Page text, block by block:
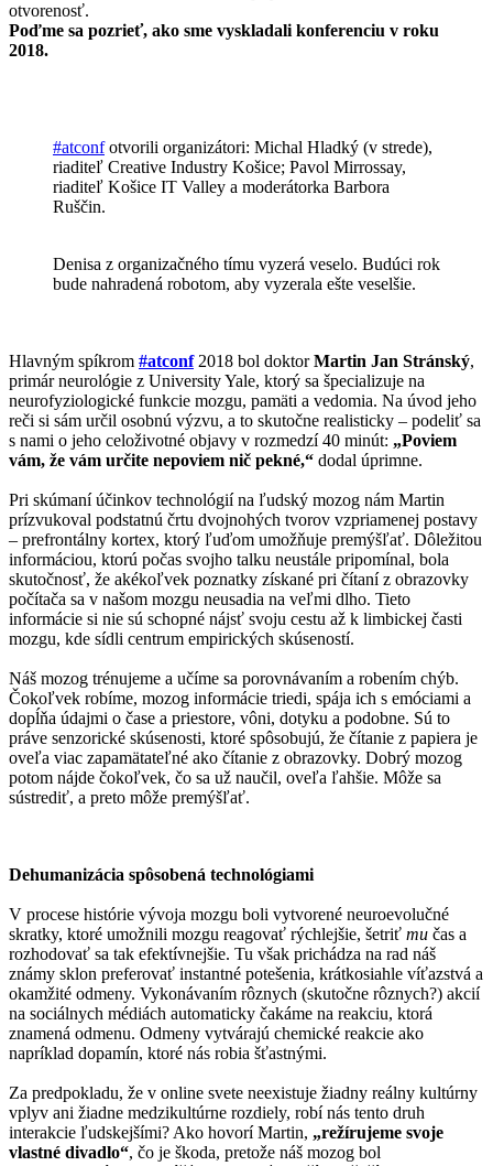
otvorenosť.
Poďme sa pozrieť, ako sme vyskladali konferenciu v roku
2018.
#atconfotvorili organizátori: Michal Hladký (v strede),
riaditeľ Creative Industry Košice; Pavol Mirrossay,
riaditeľ Košice IT Valley a moderátorka Barbora
Ruščin.
Denisa z organizačného tímu vyzerá veselo. Budúci rok
bude nahradená robotom, aby vyzerala ešte veselšie.
Hlavným spíkrom #atconf 2018 bol doktorMartin Jan Stránský,
primár neurológie z University Yale, ktorý sa špecializuje na
neurofyziologické funkcie mozgu, pamäti a vedomia. Na úvod jeho
reči si sám určil osobnú výzvu, a to skutočne realisticky – podeliť sa
s nami o jeho celoživotné objavy v rozmedzí 40 minút: „Poviem
vám, že vám určite nepoviem nič pekné,“ dodal úprimne.
Pri skúmaní účinkov technológií na ľudský mozog nám Martin
prízvukoval podstatnú črtu dvojnohých tvorov vzpriamenej postavy
– prefrontálny kortex, ktorý ľuďom umožňuje premýšľať. Dôležitou
informáciou, ktorú počas svojho talku neustále pripomínal, bola
skutočnosť, že akékoľvek poznatky získané pri čítaní z obrazovky
počítača sa v našom mozgu neusadia na veľmi dlho. Tieto
informácie si nie sú schopné nájsť svoju cestu až k limbickej časti
mozgu, kde sídli centrum empirických skúseností.
Náš mozog trénujeme a učíme sa porovnávaním a robením chýb.
Čokoľvek robíme, mozog informácie triedi, spája ich s emóciami a
dopĺňa údajmi o čase a priestore, vôni, dotyku a podobne. Sú to
práve senzorické skúsenosti, ktoré spôsobujú, že čítanie z papiera je
oveľa viac zapamätateľné ako čítanie z obrazovky. Dobrý mozog
potom nájde čokoľvek, čo sa už naučil, oveľa ľahšie. Môže sa
sústrediť, a preto môže premýšľať.
Dehumanizácia spôsobená technológiami
V procese histórie vývoja mozgu boli vytvorené neuroevolučné
skratky, ktoré umožnili mozgu reagovať rýchlejšie, šetriť mu čas a
rozhodovať sa tak efektívnejšie. Tu však prichádza na rad náš
známy sklon preferovať instantné potešenia, krátkosiahle víťazstvá a
okamžité odmeny. Vykonávaním rôznych (skutočne rôznych?) akcií
na sociálnych médiách automaticky čakáme na reakciu, ktorá
znamená odmenu. Odmeny vytvárajú chemické reakcie ako
napríklad dopamín, ktoré nás robia šťastnými.
Za predpokladu, že v online svete neexistuje žiadny reálny kultúrny
vplyv ani žiadne medzikultúrne rozdiely, robí nás tento druh
interakcie ľudskejšími? Ako hovorí Martin, „režírujeme svoje
vlastné divadlo“, čo je škoda, pretože náš mozog bol